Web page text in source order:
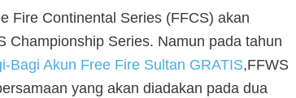
Fire Continental Series (FFCS) akan
Championship Series. Namun pada tahun
Bagi Akun Free Fire Sultan GRATIS,FFWS
yang akan diadakan pada dua